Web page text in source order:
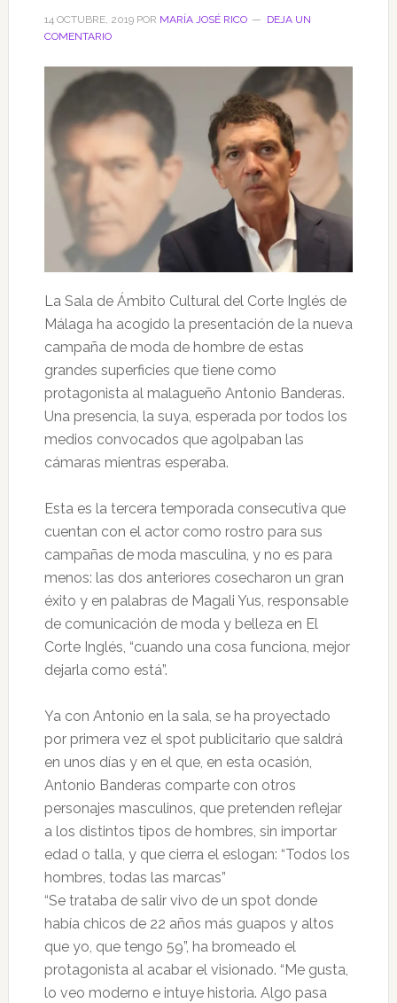
14 OCTUBRE, 2019POR MARÍA JOSÉ RICO
DEJA UN
COMENTARIO
La Sala de Ámbito Cultural del Corte Inglés de
Málaga ha acogido la presentación de la nueva
campaña de moda de hombre de estas
grandes superficies que tiene como
protagonista al malagueño Antonio Banderas.
Una presencia, la suya, esperada por todos los
medios convocados que agolpaban las
cámaras mientras esperaba.
Esta es la tercera temporada consecutiva que
cuentan con el actor como rostro para sus
campañas de moda masculina, y no es para
menos: las dos anteriores cosecharon un gran
éxito y en palabras de Magali Yus, responsable
de comunicación de moda y belleza en El
Corte Inglés, “cuando una cosa funciona, mejor
dejarla como está”.
Ya con Antonio en la sala, se ha proyectado
por primera vez el spot publicitario que saldrá
en unos días y en el que, en esta ocasión,
Antonio Banderas comparte con otros
personajes masculinos, que pretenden reflejar
a los distintos tipos de hombres, sin importar
edad o talla, y que cierra el eslogan: “Todos los
hombres, todas las marcas”
“Se trataba de salir vivo de un spot donde
había chicos de 22 años más guapos y altos
que yo, que tengo 59”, ha bromeado el
protagonista al acabar el visionado. “Me gusta,
lo veo moderno e intuye historia. Algo pasa